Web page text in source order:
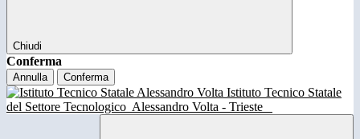
Chiudi
Conferma
Annulla Conferma
Istituto Tecnico Statale
del Settore Tecnologico Alessandro Volta - Trieste